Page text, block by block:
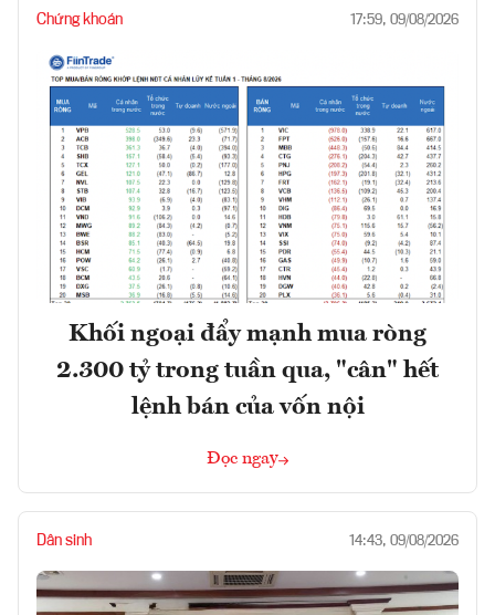
Chứng khoán 17:59, 09/08/2026
Khối ngoại đẩy mạnh mua ròng
2.300 tỷ trong tuần qua, "cân" hết
lệnh bán của vốn nội
Đọc ngay
Dân sinh 14:43, 09/08/2026